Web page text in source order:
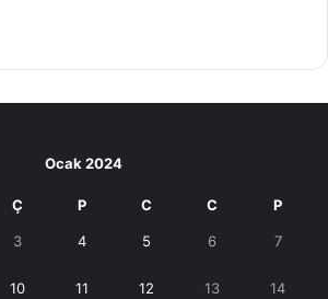
Ocak 2024
Ç P C C P
3 4 5 6 7
10 11 12 13 14